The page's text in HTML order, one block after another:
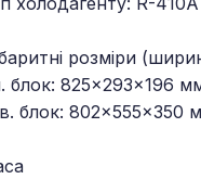
розміри
блок: 825×293×196
блок: 802×555×350